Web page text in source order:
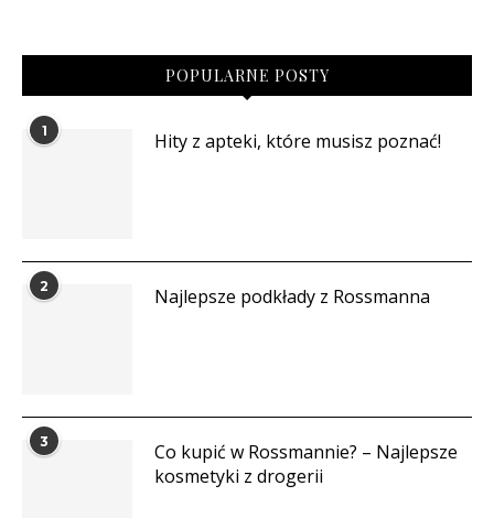
POPULARNE POSTY
1 Hity z apteki, które musisz poznać!
2 Najlepsze podkłady z Rossmanna
3
Co kupić w Rossmannie? – Najlepsze
kosmetyki z drogerii